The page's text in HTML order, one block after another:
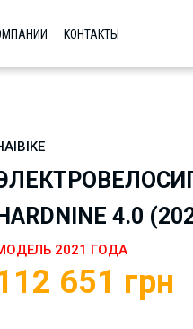
КОНТАКТЫ
HARDNINE 4.0
2021 ГОДА
651 грн